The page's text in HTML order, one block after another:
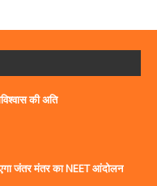
की अति
जंतर मंतर का NEET आंदोलन